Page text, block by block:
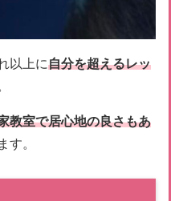
以上に自分を超えるレッ
教室で居心地の良さもあ
す。